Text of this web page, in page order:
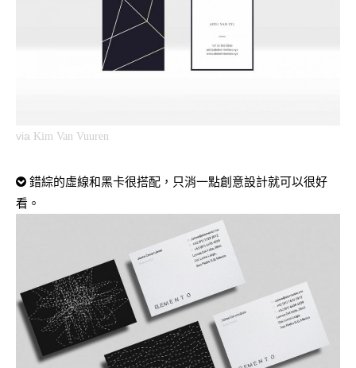
via Kim Van Vuuren
錯綜的虛線和黑卡很搭配，只消一點創意設計就可以很好
看。